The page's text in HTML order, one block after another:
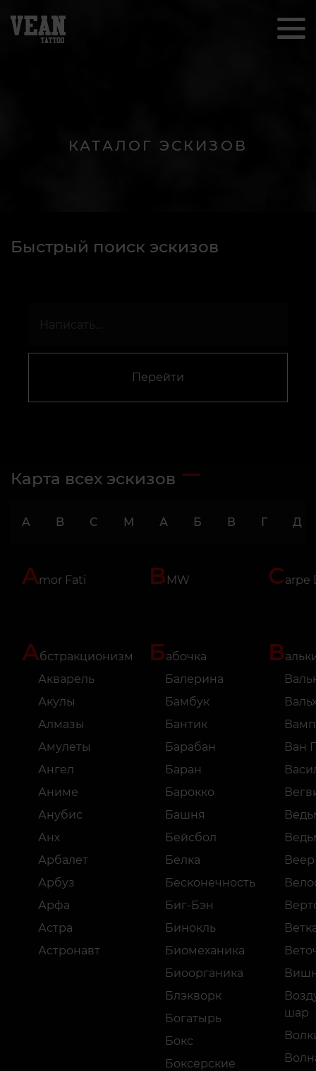
КАТАЛОГ ЭСКИЗОВ
Быстрый поиск эскизов
Перейти
Карта всех эскизов
A B C M А Б В Г Д
Amor Fati B MW Carpe
Абстракционизм
Акварель
Акулы
Алмазы
Амулеты
Ангел
Аниме
Анубис
Анх
Арбалет
Арбуз
Арфа
Астра
Астронавт
Бабочка
Балерина
Бамбук
Бантик
Барабан
Баран
Барокко
Башня
Бейсбол
Белка
Бесконечность
Биг-Бэн
Бинокль
Биомеханика
Биоорганика
Блэкворк
Богатырь
Бокс
Боксерские
В
Ван
Веер
шар